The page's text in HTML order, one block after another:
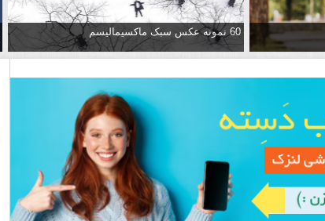
60 نمونه عکس سبک ماکسیمالیسم